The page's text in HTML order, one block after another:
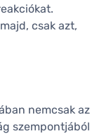
csak azt,
nemcsak az
szempontjából